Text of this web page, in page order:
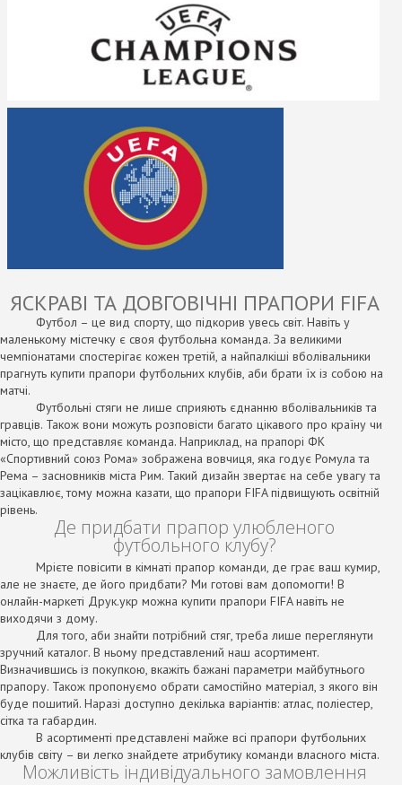
ЯСКРАВІ ТА ДОВГОВІЧНІ ПРАПОРИ FIFA
Футбол – це вид спорту, що підкорив увесь світ. Навіть у
маленькому містечку є своя футбольна команда. За великими
чемпіонатами спостерігає кожен третій, а найпалкіші вболівальники
прагнуть купити прапори футбольних клубів, аби брати їх із собою на
матчі.
Футбольні стяги не лише сприяють єднанню вболівальників та
гравців. Також вони можуть розповісти багато цікавого про країну чи
місто, що представляє команда. Наприклад, на прапорі ФК
«Спортивний союз Рома» зображена вовчиця, яка годує Ромула та
Рема – засновників міста Рим. Такий дизайн звертає на себе увагу та
зацікавлює, тому можна казати, що прапори FIFA підвищують освітній
рівень.
Де придбати прапор улюбленого
футбольного клубу?
Мрієте повісити в кімнаті прапор команди, де грає ваш кумир,
але не знаєте, де його придбати? Ми готові вам допомогти! В
онлайн-маркеті Друк.укр можна купити прапори FIFA навіть не
виходячи з дому.
Для того, аби знайти потрібний стяг, треба лише переглянути
зручний каталог. В ньому представлений наш асортимент.
Визначившись із покупкою, вкажіть бажані параметри майбутнього
прапору. Також пропонуємо обрати самостійно матеріал, з якого він
буде пошитий. Наразі доступно декілька варіантів: атлас, поліестер,
сітка та габардин.
В асортименті представлені майже всі прапори футбольних
клубів світу – ви легко знайдете атрибутику команди власного міста.
Можливість індивідуального замовлення